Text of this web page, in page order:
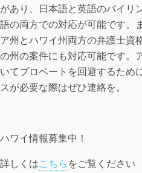
があり、日本語と英語のバイリ
語の両方での対応が可能です。
ア州とハワイ州両方の弁護士資
の州の案件にも対応可能です。
いてプロベートを回避するため
スが必要な際はぜひ連絡を。
ハワイ情報募集中！
詳しくはこちらをご覧ください